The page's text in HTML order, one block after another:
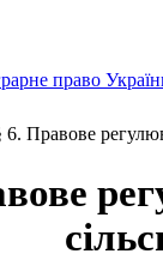
право
6. Правове